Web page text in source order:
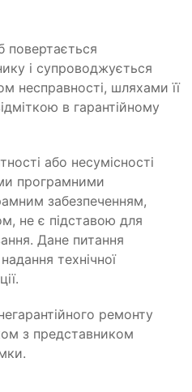
повертається
і супроводжується
несправності, шляхами її
в гарантійному
або несумісності
програмними
забезпеченням,
не є підставою для
Дане питання
технічної
ремонту
з представником